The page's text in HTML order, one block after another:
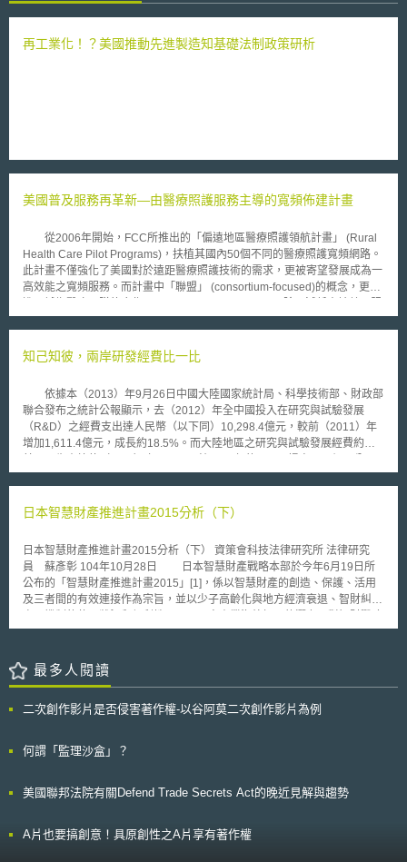
再工業化！？美國推動先進製造知基礎法制政策研析
美國普及服務再革新—由醫療照護服務主導的寬頻佈建計畫
從2006年開始，FCC所推出的「偏遠地區醫療照護領航計畫」 (Rural
Health Care Pilot Programs)，扶植其國內50個不同的醫療照護寬頻網路。
此計畫不僅強化了美國對於遠距醫療照護技術的需求，更被寄望發展成為一
高效能之寬頻服務。而計畫中「聯盟」 (consortium-focused)的概念，更促
務補助時所需花費之行政成本外，更提升了醫療業者購買所需頻寬時的議價
效益， FCC於2012年12月再次針對醫療照護普及服務進行新階段的革新，
領航計畫(Pilot Program)。「醫療照護網路基金」規劃的目的，在於提供計
畫參與者更多的彈性，以規劃其本身的網路。業者可透過購買所需之寬頻服
務、自行佈建寬頻基礎建設或混合上述兩種方式，取得所需之頻寬。不過
FCC亦訂定資格限制以及審查機制。目前僅有具備一定經濟規模的醫療聯
盟，可自行佈建寬頻基礎建設，獨立醫療業者並不具佈建之資格。另外，
實所得頻寬資源，是透過公正的招標機制後，所採行最具成本效益之決定。
美國在面對偏遠地區醫療資源的匱乏，以及該地醫療業者的困境時，運用寬
隊所發展的技術，得以與偏遠地區藉提供服務後所得的實證資料，透過網路
互通流通，甚至允許醫療業者佈建基礎寬頻建設，以提供更完善的服務。普
及服務的概念，不應該偏離電信基礎建設的佈建，但更上一層樓的是以滿足
人民基礎生存權利之必須所主導的概念。
知己知彼，兩岸研發經費比一比
依據本（2013）年9月26日中國大陸國家統計局、科學技術部、財政部
聯合發布之統計公報顯示，去（2012）年全中國投入在研究與試驗發展
（R&D）之經費支出達人民幣（以下同）10,298.4億元，較前（2011）年
增加1,611.4億元，成長約18.5%。而大陸地區之研究與試驗發展經費約佔
點。惟同期（2012年，即民國101年）我國研發經費總計為新台幣4,312.96
另據大陸統計公報顯示，在中國大陸10,298.4億元之研發經費內，用於
之經費則為1,162億元，增長13%；至於「試驗發展」經費支出則為最大
宗，達8,637.6億元，增長19.2%。總體來說，大陸地區之基礎研究、應用
研究和試驗發展3項，佔其研發經費總支出之比率分別為4.8%、11.3%和
83.9%；而臺灣地區則是以基礎研究、應用研究及技術發展等3類為區分，
在2011年時分別為9.7%、23.7%及66.6%，說明臺灣地區在基礎與應用研
彼，除了瞭解競爭國家之資源投入情形外，其研發成果相關運用情形等，亦
實值得我們後續觀察、研究。
日本智慧財產推進計畫2015分析（下）
日本智慧財產推進計畫2015分析（下） 資策會科技法律研究所 法律研究
員 蘇彥彰 104年10月28日 日本智慧財產戰略本部於今年6月19日所
公布的「智慧財產推進計畫2015」[1]，係以智慧財產的創造、保護、活用
及三者間的有效連接作為宗旨，並以少子高齡化與地方經濟衰退、智財糾紛
之重要性為背景，提出三項核心議題並分別剖析其現狀課題及主管部會應努
外拓展」介紹如下： 三、推動內容產業及週邊產業整體性的海外拓展
（一）現狀與課題 動畫、漫畫、電影、音樂、遊戲、電視節目等內容
由吸引更多日本內容產業迷群（ファン），活用內容產業所形塑之整體風格
量等，期待內容產業帶動經濟及文化間的相乘效果。然而今年度推進計畫中
的結果都落於歐美、韓國之後。 遊戲產業方面，雖然和其他日本內容
仍然持續面臨中國、美國等之激烈競爭，市場地位尚未見穩固；從另一個角
最多人閱讀
二次創作影片是否侵害著作權-以谷阿莫二次創作影片為例
何謂「監理沙盒」？
美國聯邦法院有關Defend Trade Secrets Act的晚近見解與趨勢
A片也要搞創意！具原創性之A片享有著作權